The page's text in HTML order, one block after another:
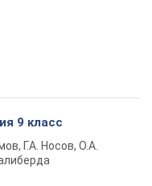
9 класс
Г.А. Носов, О.А.